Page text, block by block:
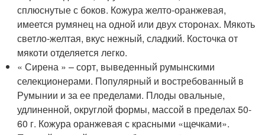
сплюснутые с боков. Кожура желто-оранжевая,
имеется румянец на одной или двух сторонах. Мякоть
светло-желтая, вкус нежный, сладкий. Косточка от
мякоти отделяется легко.
« Сирена » – сорт, выведенный румынскими
селекционерами. Популярный и востребованный в
Румынии и за ее пределами. Плоды овальные,
удлиненной, округлой формы, массой в пределах 50-
60 г. Кожура оранжевая с красными «щечками».